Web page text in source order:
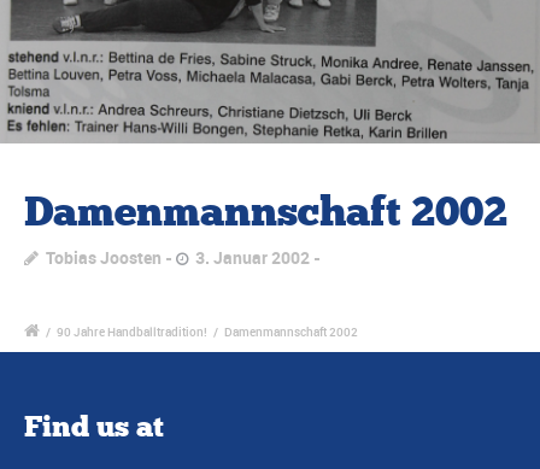
Damenmannschaft 2002
Tobias Joosten 3. Januar 2002
/ 90 Jahre Handballtradition! / Damenmannschaft 2002
Find us at